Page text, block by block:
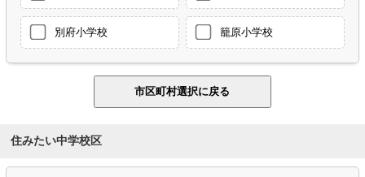
別府小学校 籠原小学校
住みたい中学校区